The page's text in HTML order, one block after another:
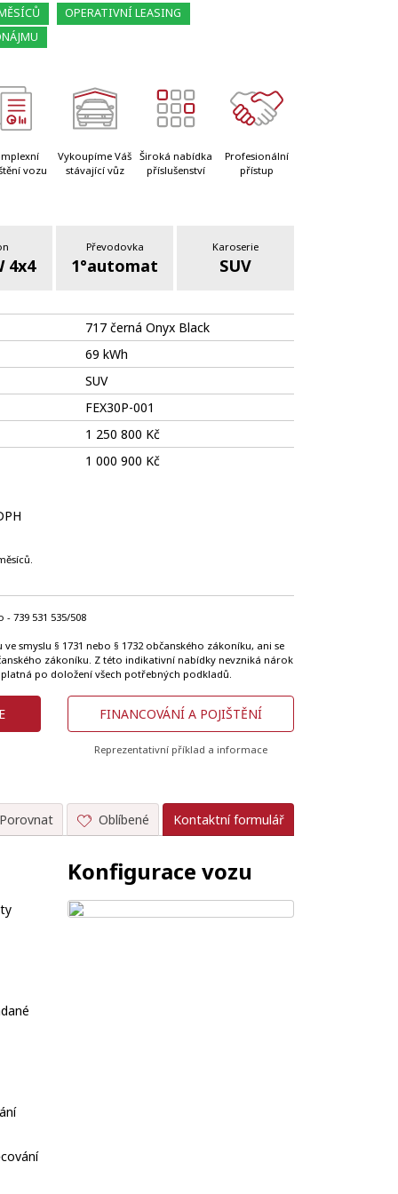
OPERATIVNÍ LEASING
vozu
Vykoupíme Váš
stávající vůz
Široká nabídka
příslušenství
Profesionální
přístup
4x4
Převodovka
1°automat
Karoserie
SUV
717 černá Onyx Black
69 kWh
SUV
FEX30P-001
1 250 800 Kč
1 000 900 Kč
739 531 535/508
smyslu § 1731 nebo § 1732 občanského zákoníku, ani se
zákoníku. Z této indikativní nabídky nevzniká nárok
po doložení všech potřebných podkladů.
FINANCOVÁNÍ A POJIŠTĚNÍ
Reprezentativní příklad a informace
Kontaktní formulář
Oblíbené
Porovnat
Konfigurace vozu